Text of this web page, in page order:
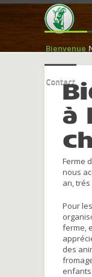
Bienvenue
Contact
à
Ferme
nous
an,
Pour
ferme,
des